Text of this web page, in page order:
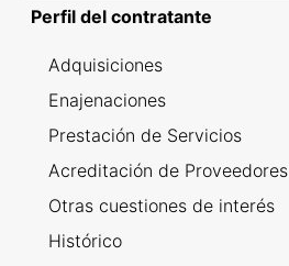
Perfil del contratante
Adquisiciones
Enajenaciones
Prestación de Servicios
Acreditación de Proveedores
Otras cuestiones de interés
Histórico